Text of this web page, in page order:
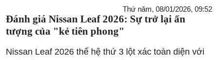
Thứ năm, 08/01/2026, 09:52
Đánh giá Nissan Leaf 2026: Sự trở lại ấn
tượng của "kẻ tiên phong"
Nissan Leaf 2026 thế hệ thứ 3 lột xác toàn diện với